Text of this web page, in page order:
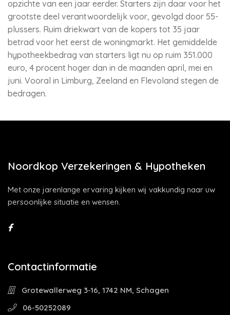
opzichte van een jaar eerder. Starters zijn daar voor het
grootste deel verantwoordelijk voor, gevolgd door 55-
plussers. Ruim driekwart van de kopers tot 35 jaar
betrad voor het eerst de woningmarkt. Het gemiddelde
hypotheekbedrag van starters ligt nu op ruim 351.000
euro, 4 procent hoger dan in de maanden april, mei en
juni. Vooral in Limburg, Zeeland en Flevoland stegen de
bedragen.
Noordkop Verzekeringen & Hypotheken
Met onze jarenlange ervaring kijken wij vakkundig naar uw
persoonlijke situatie en wensen.
Contactinformatie
Grotewallerweg 3-16, 1742 NM, Schagen
06-50252089